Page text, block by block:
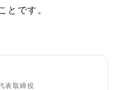
とです。
表取締役